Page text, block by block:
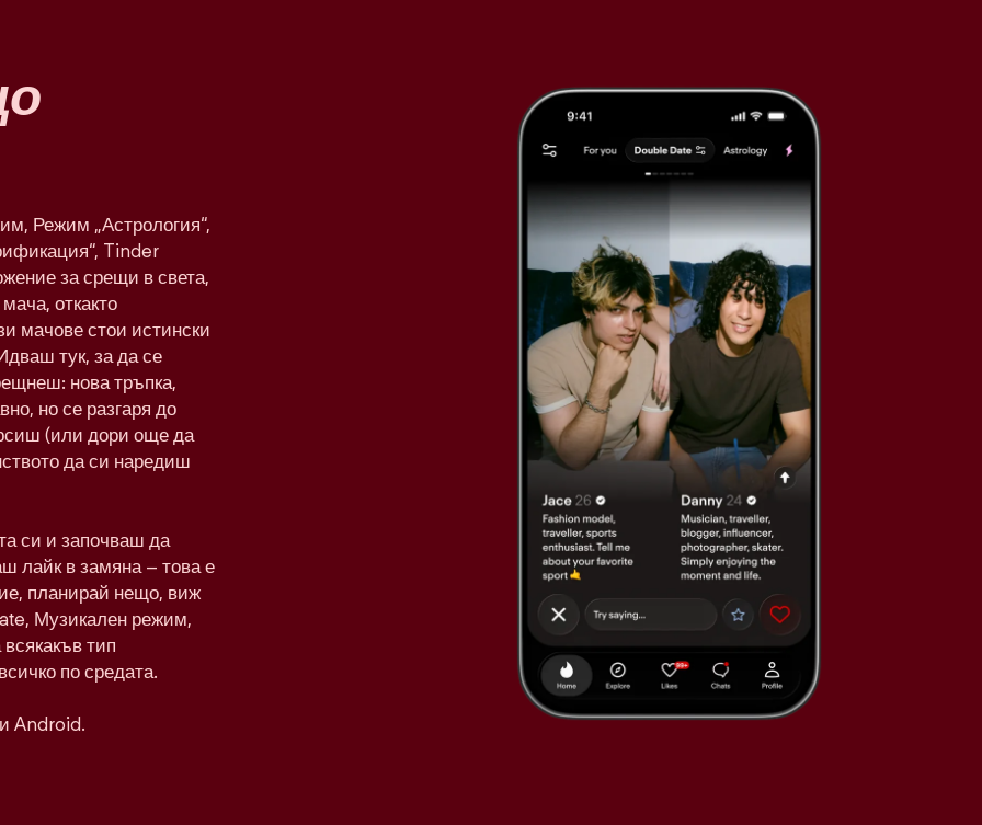
Режим „Астрология“,
Tinder
за срещи в света,
откакто
мачове стои истински
тук, за да се
нова тръпка,
но се разгаря до
(или дори още да
да си наредиш
си и започваш да
лайк в замяна – това е
планирай нещо, виж
Музикален режим,
тип
по средата.
Android.